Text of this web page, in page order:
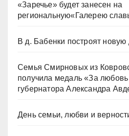
«Заречье» будет занесен на
региональную«Галерею
В д. Бабенки построят новую
Семья Смирновых из
получила медаль «За любовь
губернатора Александра
День семьи, любви и